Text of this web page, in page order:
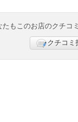
たもこのお店のクチコ
クチコミ